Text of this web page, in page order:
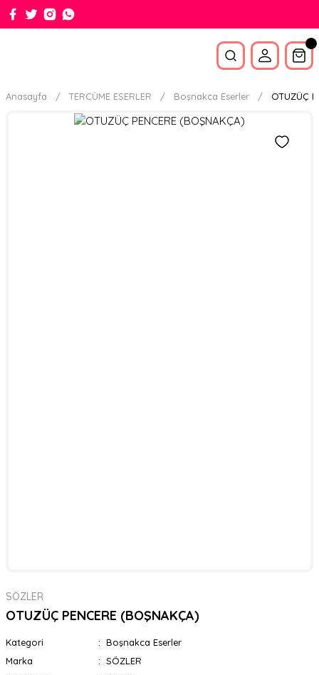
Anasayfa TERCÜME ESERLER Boşnakca Eserler OTUZÜÇ
SÖZLER
OTUZÜÇ PENCERE (BOŞNAKÇA)
Kategori
Boşnakca Eserler
Marka
SÖZLER